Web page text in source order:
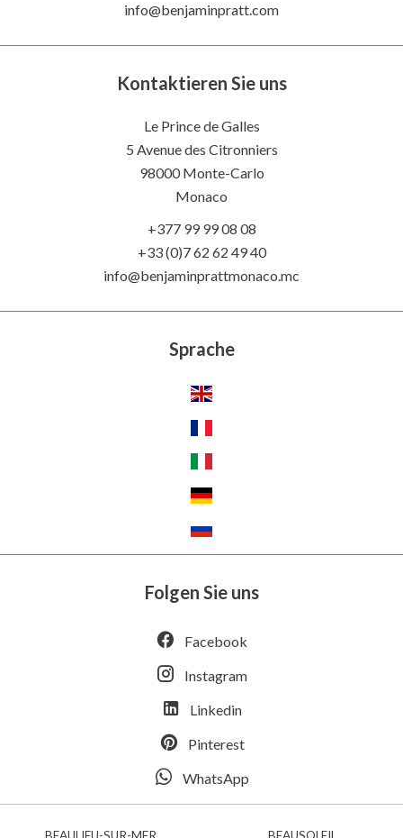
info@benjaminpratt.com
Kontaktieren Sie uns
Le Prince de Galles
5 Avenue des Citronniers
98000 Monte-Carlo
Monaco
+377 99 99 08 08
+33 (0)7 62 62 49 40
info@benjaminprattmonaco.mc
Sprache
Folgen Sie uns
Facebook
Instagram
Linkedin
Pinterest
WhatsApp